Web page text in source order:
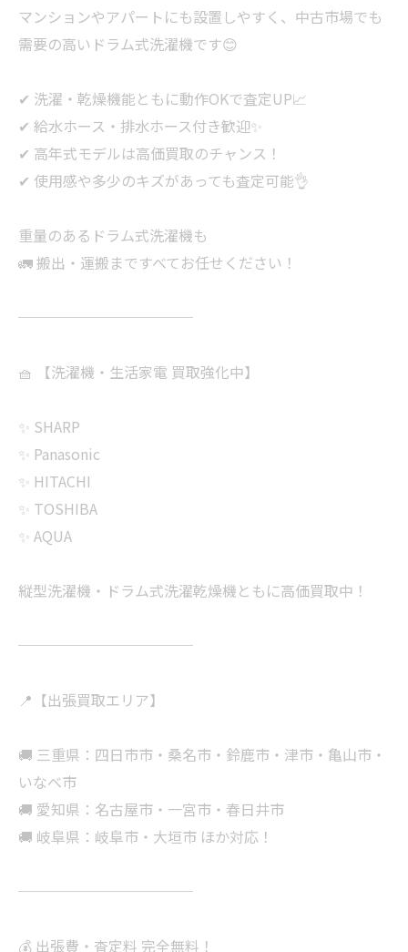
マンションやアパートにも設置しやすく、中古市場でも
需要の高いドラム式洗濯機です😊
✔ 洗濯・乾燥機能ともに動作OKで査定UP📈
✔ 給水ホース・排水ホース付き歓迎✨
✔ 高年式モデルは高価買取のチャンス！
✔ 使用感や多少のキズがあっても査定可能👌
重量のあるドラム式洗濯機も
🚛 搬出・運搬まですべてお任せください！
────────────
🧺 【洗濯機・生活家電 買取強化中】
✨ SHARP
✨ Panasonic
✨ HITACHI
✨ TOSHIBA
✨ AQUA
縦型洗濯機・ドラム式洗濯乾燥機ともに高価買取中！
────────────
📍【出張買取エリア】
🚚 三重県：四日市市・桑名市・鈴鹿市・津市・亀山市・
いなべ市
🚚 愛知県：名古屋市・一宮市・春日井市
🚚 岐阜県：岐阜市・大垣市 ほか対応！
────────────
💰 出張費・査定料 完全無料！